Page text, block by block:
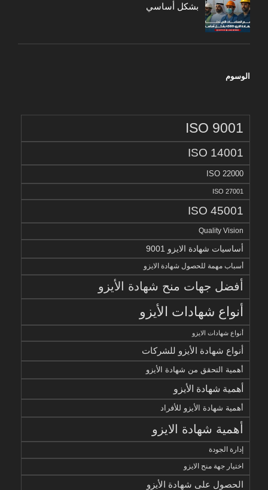
بشكل أساسي
الوسوم
ISO 9001
ISO 14001
ISO 22000
ISO 27001
ISO 45001
Quality Vision
أساسيات شهادة الايزو 9001
أسباب مهمة للحصول شهادة الايزو
أفضل جهات منح شهادة الأيزو
أنواع شهادات الأيزو
أنواع شهادات الايزو
أنواع شهادة الأيزو للشركات
أهمية التحقق من شهادة الأيزو
أهمية شهادة الأيزو
أهمية شهادة الأيزو للأفراد
أهمية شهادة الايزو
إدارة الجودة
اختيار جهة منح الايزو
الحصول على شهادة الأيزو